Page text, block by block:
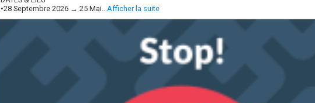
•28 Septembre 2026 → 25 Mai...Afficher la suite